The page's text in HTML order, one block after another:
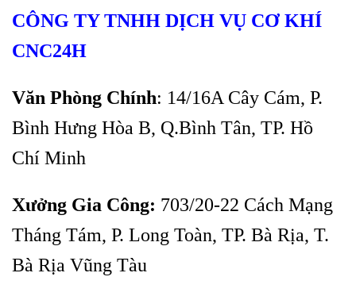
CÔNG TY TNHH DỊCH VỤ CƠ KHÍ
CNC24H
Văn Phòng Chính: 14/16A Cây Cám, P.
Bình Hưng Hòa B, Q.Bình Tân, TP. Hồ
Chí Minh
Xưởng Gia Công: 703/20-22 Cách Mạng
Tháng Tám, P. Long Toàn, TP. Bà Rịa, T.
Bà Rịa Vũng Tàu